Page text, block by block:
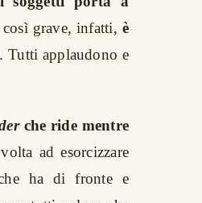
grave, infatti, è
Tutti applaudono e
che ride mentre
ad esorcizzare
ha di fronte e